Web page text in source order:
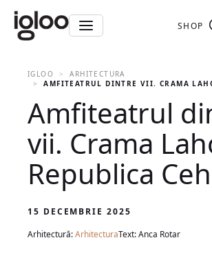
SHOP
IGLOO
ARHITECTURA
AMFITEATRUL DINTRE VII. CRAMA
Amfiteatrul
vii. Crama
Republica
15 DECEMBRIE 2025
Arhitectură:ArhitecturaText: Anca Rotar